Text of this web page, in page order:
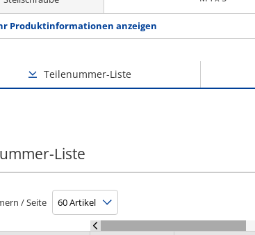
Produktinformationen anzeigen
Teilenummer-Liste
Liste
/ Seite